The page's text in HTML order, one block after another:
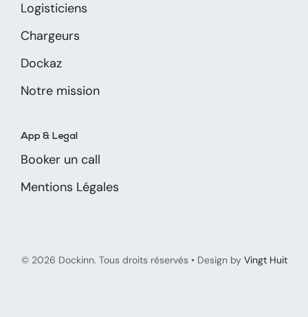
Logisticiens
Chargeurs
Dockaz
Notre mission
App & Legal
Booker un call
Mentions Légales
© 2026 Dockinn. Tous droits réservés • Design by Vingt Huit